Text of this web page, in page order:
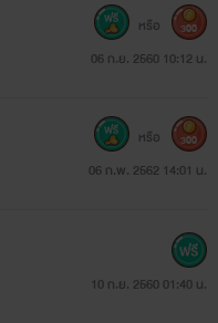
06 ก.ย. 2560 10:12 น.
หรือ 300
06 ก.พ. 2562 14:01 น.
หรือ 300
10 ก.ย. 2560 01:40 น.